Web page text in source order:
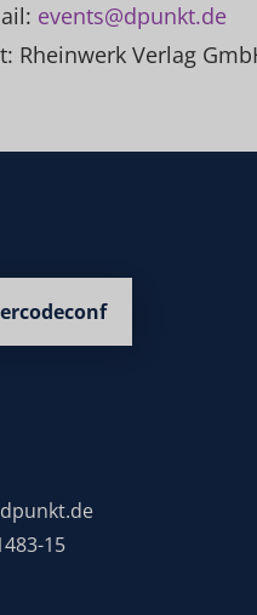
events@dpunkt.de
Rheinwerk Verlag
15